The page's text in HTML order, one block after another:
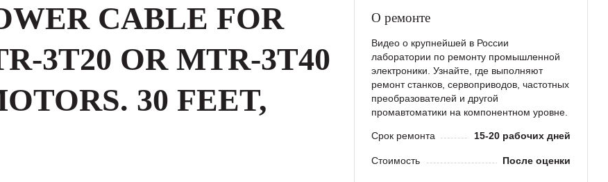
CABLE FOR
3T20 OR MTR-3T40
30 FEET,
О ремонте
Видео о крупнейшей в России
лаборатории по ремонту промышленной
электроники. Узнайте, где выполняют
ремонт станков, сервоприводов, частотных
преобразователей и другой
промавтоматики на компонентном уровне.
Срок ремонта 15-20 рабочих дней
Стоимость После оценки